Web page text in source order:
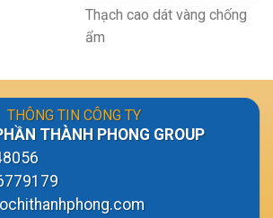
Thạch cao dát vàng chống
ẩm
THÔNG TIN CÔNG TY
THÀNH PHONG GROUP